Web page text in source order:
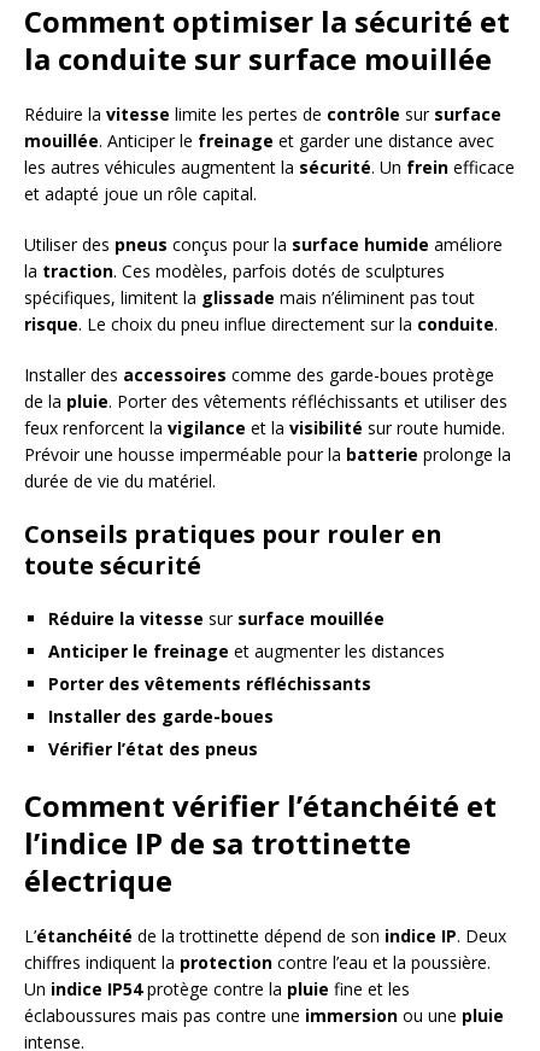
Comment optimiser la sécurité et
la conduite sur surface mouillée
Réduire la vitesse limite les pertes de contrôle sur surface
mouillée. Anticiper le freinage et garder une distance avec
les autres véhicules augmentent la sécurité. Un frein efficace
et adapté joue un rôle capital.
Utiliser des pneus conçus pour la surface humide améliore
la traction. Ces modèles, parfois dotés de sculptures
spécifiques, limitent la glissade mais n’éliminent pas tout
risque. Le choix du pneu influe directement sur la conduite.
Installer des accessoires comme des garde-boues protège
de la pluie. Porter des vêtements réfléchissants et utiliser des
feux renforcent la vigilance et la visibilité sur route humide.
Prévoir une housse imperméable pour la batterie prolonge la
durée de vie du matériel.
Conseils pratiques pour rouler en
toute sécurité
Réduire la vitesse sur surface mouillée
Anticiper le freinage et augmenter les distances
Porter des vêtements réfléchissants
Installer des garde-boues
Vérifier l’état des pneus
Comment vérifier l’étanchéité et
l’indice IP de sa trottinette
électrique
L’étanchéité de la trottinette dépend de son indice IP. Deux
chiffres indiquent la protection contre l’eau et la poussière.
Un indice IP54protège contre la pluie fine et les
éclaboussures mais pas contre une immersion ou une pluie
intense.